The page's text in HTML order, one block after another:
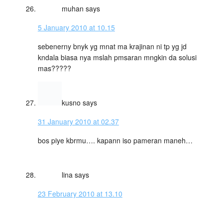
muhan says
5 January 2010 at 10.15
sebenerny bnyk yg mnat ma krajinan ni tp yg jd
kndala biasa nya mslah pmsaran mngkin da solusi
mas?????
kusno says
31 January 2010 at 02.37
bos piye kbrmu…. kapann iso pameran maneh…
lina says
23 February 2010 at 13.10